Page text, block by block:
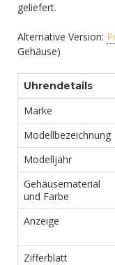
geliefert.
Alternative Version:
Gehäuse)
Uhrendetails
Marke
Modellbezeichnung
Modelljahr
Gehäusematerial
und Farbe
Anzeige
Zifferblatt